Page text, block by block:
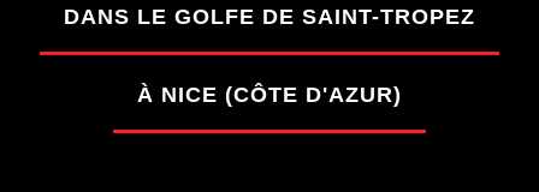
DANS LE GOLFE DE SAINT-TROPEZ
À NICE (CÔTE D'AZUR)